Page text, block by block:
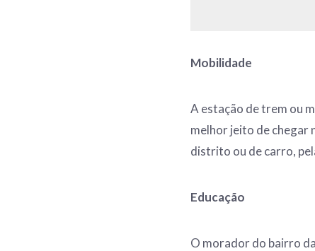
Mobilidade
A estação de trem ou
melhor jeito de chegar
distrito ou de carro,
Educação
O morador do bairro